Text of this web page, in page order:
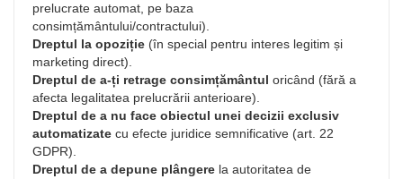
prelucrate automat, pe baza
consimțământului/contractului).
Dreptul la opoziție (în special pentru interes legitim și
marketing direct).
Dreptul de a-ți retrage consimțământul oricând (fără a
afecta legalitatea prelucrării anterioare).
Dreptul de a nu face obiectul unei decizii exclusiv
automatizate cu efecte juridice semnificative (art. 22
GDPR).
Dreptul de a depune plângere la autoritatea de